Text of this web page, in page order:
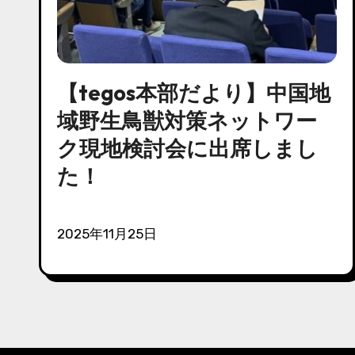
【tegos本部だより】中国地
域野生鳥獣対策ネットワー
ク現地検討会に出席しまし
た！
2025年11月25日